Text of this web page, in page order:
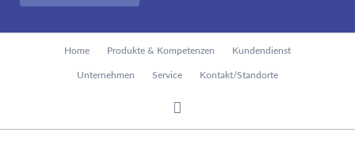
Home Produkte & Kompetenzen Kundendienst
Unternehmen Service Kontakt/Standorte